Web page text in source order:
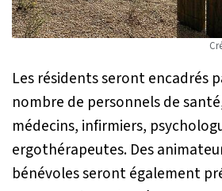
Les résidents seront encadrés
nombre de personnels de
médecins, infirmiers,
ergothérapeutes. Des
bénévoles seront également